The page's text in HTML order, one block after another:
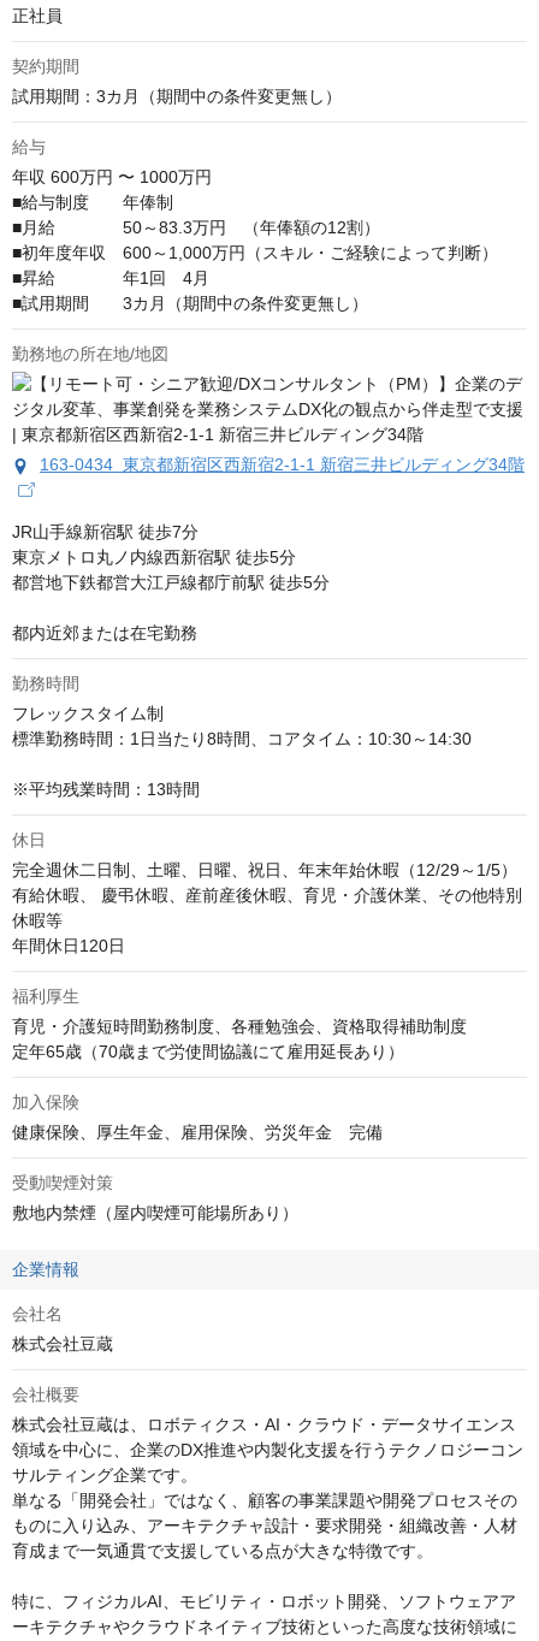
正社員
契約期間
試用期間：3カ月（期間中の条件変更無し）
給与
年収 600万円 〜 1000万円
■給与制度　　年俸制
■月給　　　　50～83.3万円　（年俸額の12割）
■初年度年収　600～1,000万円（スキル・ご経験によって判断）
■昇給　　　　年1回　4月
■試用期間　　3カ月（期間中の条件変更無し）
勤務地の所在地/地図
163-0434 東京都新宿区西新宿2-1-1 新宿三井ビルディング34階
JR山手線新宿駅 徒歩7分
東京メトロ丸ノ内線西新宿駅 徒歩5分
都営地下鉄都営大江戸線都庁前駅 徒歩5分
都内近郊または在宅勤務
勤務時間
フレックスタイム制
標準勤務時間：1日当たり8時間、コアタイム：10:30～14:30
※平均残業時間：13時間
休日
完全週休二日制、土曜、日曜、祝日、年末年始休暇（12/29～1/5）
有給休暇、 慶弔休暇、産前産後休暇、育児・介護休業、その他特別
休暇等
年間休日120日
福利厚生
育児・介護短時間勤務制度、各種勉強会、資格取得補助制度
定年65歳（70歳まで労使間協議にて雇用延長あり）
加入保険
健康保険、厚生年金、雇用保険、労災年金　完備
受動喫煙対策
敷地内禁煙（屋内喫煙可能場所あり）
企業情報
会社名
株式会社豆蔵
会社概要
株式会社豆蔵は、ロボティクス・AI・クラウド・データサイエンス
領域を中心に、企業のDX推進や内製化支援を行うテクノロジーコン
サルティング企業です。
単なる「開発会社」ではなく、顧客の事業課題や開発プロセスその
ものに入り込み、アーキテクチャ設計・要求開発・組織改善・人材
育成まで一気通貫で支援している点が大きな特徴です。
特に、フィジカルAI、モビリティ・ロボット開発、ソフトウェアア
ーキテクチャやクラウドネイティブ技術といった高度な技術領域に